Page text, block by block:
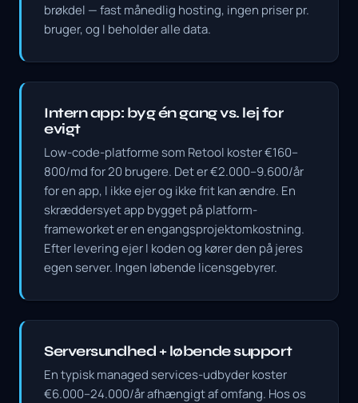
brøkdel — fast månedlig hosting, ingen priser pr.
bruger, og I beholder alle data.
Intern app: byg én gang vs. lej for
evigt
Low-code-platforme som Retool koster €160–
800/md for 20 brugere. Det er €2.000–9.600/år
for en app, I ikke ejer og ikke frit kan ændre. En
skræddersyet app bygget på platform-
frameworket er en engangsprojektomkostning.
Efter levering ejer I koden og kører den på jeres
egen server. Ingen løbende licensgebyrer.
Serversundhed + løbende support
En typisk managed services-udbyder koster
€6.000–24.000/år afhængigt af omfang. Hos os